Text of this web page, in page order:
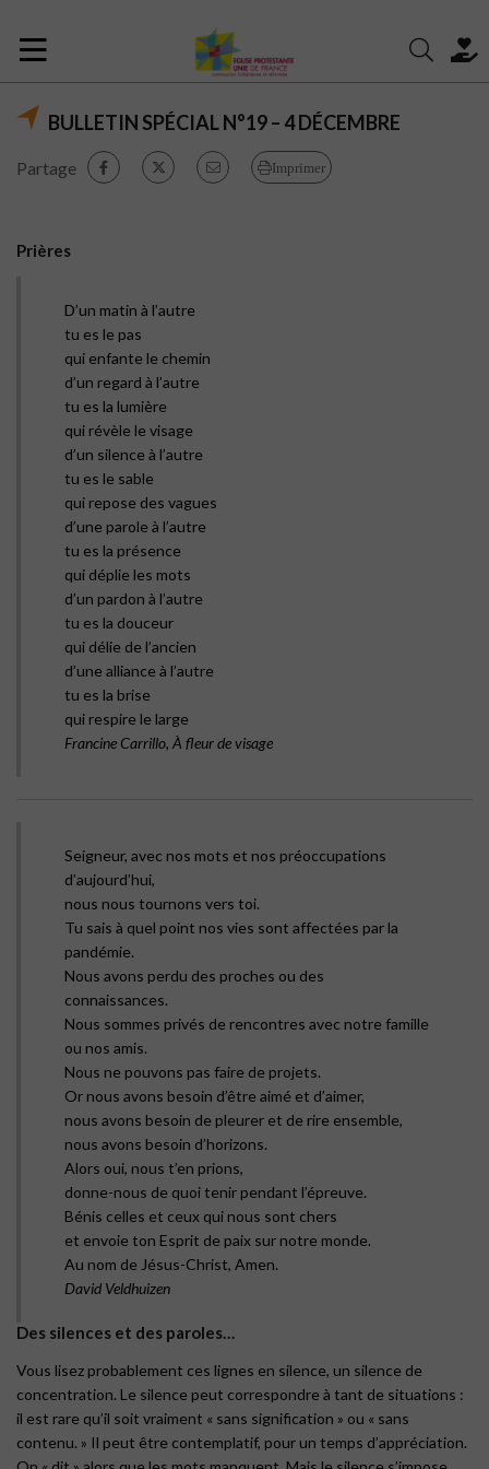
BULLETIN SPÉCIAL N°19 – 4 DÉCEMBRE
Partage Imprimer
Prières
D’un matin à l’autre
tu es le pas
qui enfante le chemin
d’un regard à l’autre
tu es la lumière
qui révèle le visage
d’un silence à l’autre
tu es le sable
qui repose des vagues
d’une parole à l’autre
tu es la présence
qui déplie les mots
d’un pardon à l’autre
tu es la douceur
qui délie de l’ancien
d’une alliance à l’autre
tu es la brise
qui respire le large
Francine Carrillo, À fleur de visage
Seigneur, avec nos mots et nos préoccupations
d’aujourd’hui,
nous nous tournons vers toi.
Tu sais à quel point nos vies sont affectées par la
pandémie.
Nous avons perdu des proches ou des
connaissances.
Nous sommes privés de rencontres avec notre famille
ou nos amis.
Nous ne pouvons pas faire de projets.
Or nous avons besoin d’être aimé et d’aimer,
nous avons besoin de pleurer et de rire ensemble,
nous avons besoin d’horizons.
Alors oui, nous t’en prions,
donne-nous de quoi tenir pendant l’épreuve.
Bénis celles et ceux qui nous sont chers
et envoie ton Esprit de paix sur notre monde.
Au nom de Jésus-Christ, Amen.
David Veldhuizen
Des silences et des paroles…
Vous lisez probablement ces lignes en silence, un silence de
concentration. Le silence peut correspondre à tant de situations :
il est rare qu’il soit vraiment « sans signification » ou « sans
contenu. » Il peut être contemplatif, pour un temps d’appréciation.